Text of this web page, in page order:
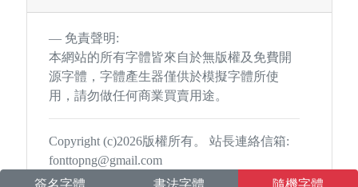
免責聲明:
本網站的所有字體皆來自於無版權及免費開
源字體，字體產生器僅供於模擬字體所使
用，請勿做任何商業買賣用途。
Copyright (c)2026版權所有。 站長連絡信箱:
fonttopng@gmail.com
簽名字體
書法字體 隨機字體